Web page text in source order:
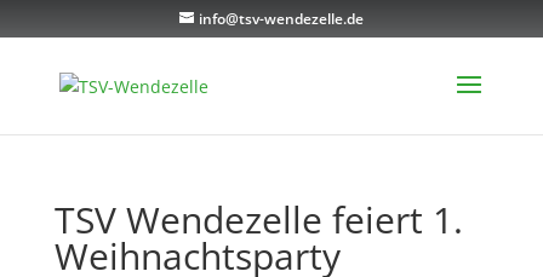
info@tsv-wendezelle.de
TSV Wendezelle feiert 1.
Weihnachtsparty